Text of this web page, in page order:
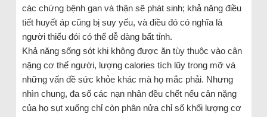
các chứng bệnh gan và thận sẽ phát sinh; khả năng điều
tiết huyết áp cũng bị suy yếu, và điều đó có nghĩa là
người thiếu đói có thể dễ dàng bất tỉnh.
Khả năng sống sót khi không được ăn tùy thuộc vào cân
nặng cơ thể người, lượng calories tích lũy trong mỡ và
những vấn đề sức khỏe khác mà họ mắc phải. Nhưng
nhìn chung, đa số các nạn nhân đều chết nếu cân nặng
của họ sụt xuống chỉ còn phân nửa chỉ số khối lượng cơ